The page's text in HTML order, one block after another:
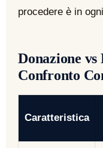
procedere è in
Donazione
Confronto
Caratteristica